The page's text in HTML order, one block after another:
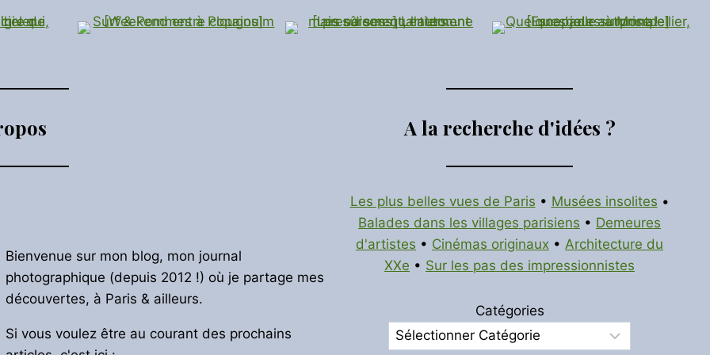
Bienvenue sur mon blog, mon journal
photographique (depuis 2012 !) où je partage mes
découvertes, à Paris & ailleurs.
Si vous voulez être au courant des prochains
A la recherche d'idées ?
Les plus belles vues de Paris • Musées insolites •
Balades dans les villages parisiens • Demeures
d'artistes • Cinémas originaux • Architecture du
XXe • Sur les pas des impressionnistes
Catégories